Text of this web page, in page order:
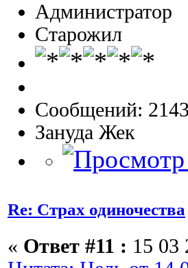
Администратор
Старожил
Сообщений: 2143
Зануда Жек
Re: Страх одиночества
« Ответ #11 : 15 03